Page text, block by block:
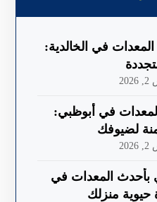
في الخالدية:
في أبوظبي:
لضيوفك
بأحدث المعدات في
حيوية منزلك